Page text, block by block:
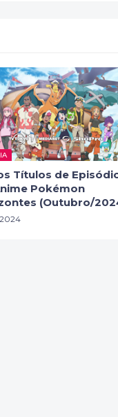
Títulos de
Pokémon
(Outubro/